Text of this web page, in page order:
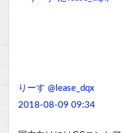
りーす @lease_dqx
2018-08-09 09:34